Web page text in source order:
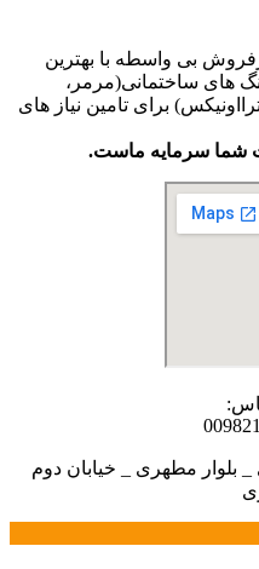
بی واسطه با بهترین
های ساختمانی(مرمر،
برای تامین نیاز های
شما سرمایه ماست.
_ بلوار مطهری _ خیابان دوم